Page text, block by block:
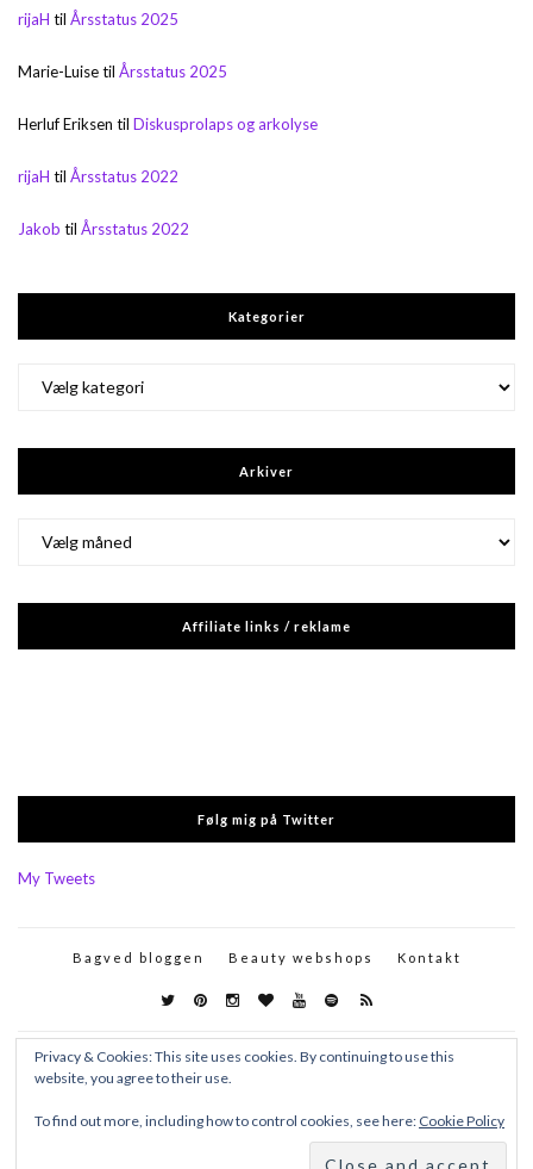
rijaH til Årsstatus 2025
Marie-Luisetil Årsstatus 2025
Herluf Eriksen til Diskusprolaps og arkolyse
rijaH til Årsstatus 2022
Jakob til Årsstatus 2022
Kategorier
Arkiver
Affiliate links / reklame
Følg mig på Twitter
My Tweets
Bagved bloggen Beauty webshops Kontakt
Privacy & Cookies: This site uses cookies. By continuing to use this
website, you agree to their use.
To find out more, including how to control cookies, see here: Cookie Policy